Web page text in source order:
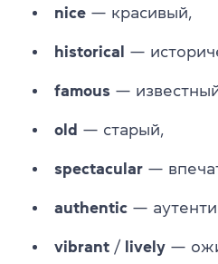
nice — красивый,
historical —
famous —
old — старый,
spectacular —
authentic —
vibrant / lively —